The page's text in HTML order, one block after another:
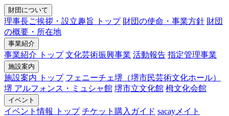
財団について
理事長ご挨拶・設立趣旨 トップ 財団の使命・事業方針 財団
の概要・所在地
事業紹介
事業紹介 トップ 文化芸術振興事業 活動報告 指定管理事業
施設案内
施設案内 トップ フェニーチェ堺（堺市民芸術文化ホール）
堺 アルフォンス・ミュシャ館 堺市立文化館 栂文化会館
イベント
イベント情報 トップ チケット購入ガイド sacayメイト